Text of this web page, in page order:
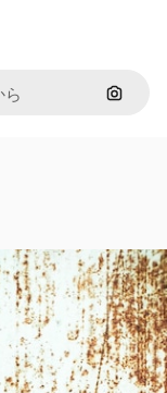
画像で